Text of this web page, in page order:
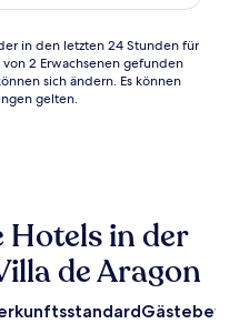
in den letzten 24 Stunden für
2 Erwachsenen gefunden
sich ändern. Es können
gelten.
Hotels in der
de Aragon